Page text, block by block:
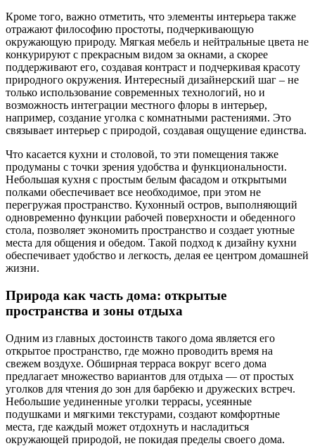
Кроме того, важно отметить, что элементы интерьера также
отражают философию простоты, подчеркивающую
окружающую природу. Мягкая мебель и нейтральные цвета не
конкурируют с прекрасным видом за окнами, а скорее
поддерживают его, создавая контраст и подчеркивая красоту
природного окружения. Интересный дизайнерский шаг – не
только использование современных технологий, но и
возможность интеграции местного флоры в интерьер,
например, создание уголка с комнатными растениями. Это
связывает интерьер с природой, создавая ощущение единства.
Что касается кухни и столовой, то эти помещения также
продуманы с точки зрения удобства и функциональности.
Небольшая кухня с простым белым фасадом и открытыми
полками обеспечивает все необходимое, при этом не
перегружая пространство. Кухонный остров, выполняющий
одновременно функции рабочей поверхности и обеденного
стола, позволяет экономить пространство и создает уютные
места для общения и обедом. Такой подход к дизайну кухни
обеспечивает удобство и легкость, делая ее центром домашней
жизни.
Природа как часть дома: открытые
пространства и зоны отдыха
Одним из главных достоинств такого дома является его
открытое пространство, где можно проводить время на
свежем воздухе. Обширная терраса вокруг всего дома
предлагает множество вариантов для отдыха — от простых
уголков для чтения до зон для барбекю и дружеских встреч.
Небольшие уединенные уголки террасы, усеянные
подушками и мягкими текстурами, создают комфортные
места, где каждый может отдохнуть и насладиться
окружающей природой, не покидая пределы своего дома.